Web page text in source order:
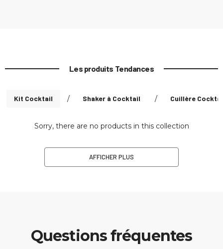
Les produits Tendances
Kit Cocktail / Shaker à Cocktail / Cuillère
Sorry, there are no products in this collection
AFFICHER PLUS
Questions fréquentes